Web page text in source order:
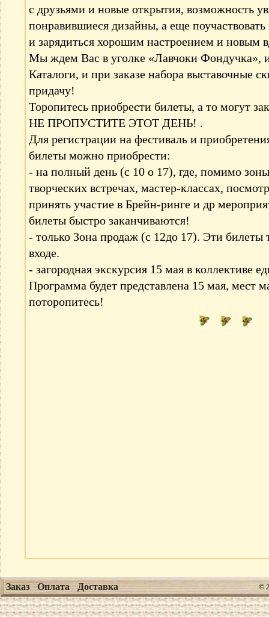
с друзьями и новые открытия, возможность
понравившиеся дизайны, а еще
и зарядиться хорошим настроением и новым
Мы ждем Вас в уголке «Лавчоки Фондучка»,
Каталоги, и при заказе набора выставочные
придачу!
Торопитесь приобрести билеты, а то могут
НЕ ПРОПУСТИТЕ ЭТОТ ДЕНЬ! .
Для регистрации на фестиваль и
билеты можно приобрести:
- на полный день (с 10 о 17), где, помимо
творческих встречах, мастер-классах,
принять участие в Брейн-ринге и др
билеты быстро заканчиваются!
- только Зона продаж (с 12до 17). Эти
входе.
- загородная экскурсия 15 мая в коллективе
Программа будет представлена 15 мая, мест
поторопитесь!
Заказ Оплата Доставка ©